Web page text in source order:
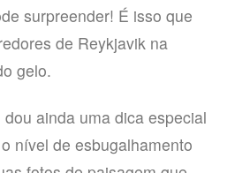
surpreender! É isso que
de Reykjavik na
gelo.
ainda uma dica especial
nível de esbugalhamento